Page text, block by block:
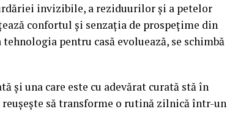
invizibile, a reziduurilor și a petelor
confortul și senzația de prospețime din
pentru casă evoluează, se schimbă
și una care este cu adevărat curată stă în
să transforme o rutină zilnică într-un